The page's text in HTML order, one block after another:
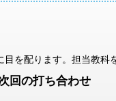
目を配ります。担当教科
回の打ち合わせ